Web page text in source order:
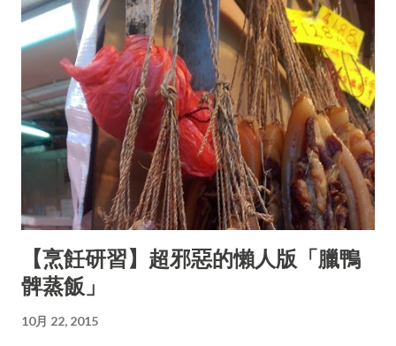
【烹飪研習】超邪惡的懶人版「臘鴨
髀蒸飯」
10月 22, 2015